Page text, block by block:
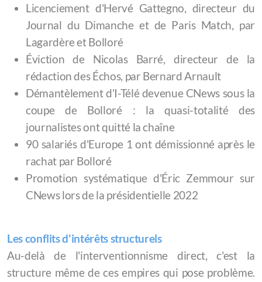
Licenciement d'Hervé Gattegno, directeur du
Journal du Dimanche et de Paris Match, par
Lagardère et Bolloré
Éviction de Nicolas Barré, directeur de la
rédaction des Échos, par Bernard Arnault
Démantèlement d'I-Télé devenue CNews sous la
coupe de Bolloré : la quasi-totalité des
journalistes ont quitté la chaîne
90 salariés d'Europe 1 ont démissionné après le
rachat par Bolloré
Promotion systématique d'Éric Zemmour sur
CNews lors de la présidentielle 2022
Les conflits d'intérêts structurels
Au-delà de l'interventionnisme direct, c'est la
structure même de ces empires qui pose problème.